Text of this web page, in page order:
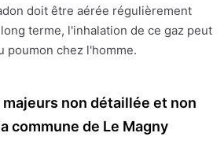
doit être aérée régulièrement
terme, l'inhalation de ce gaz peut
poumon chez l'homme.
non détaillée et non
commune de Le Magny